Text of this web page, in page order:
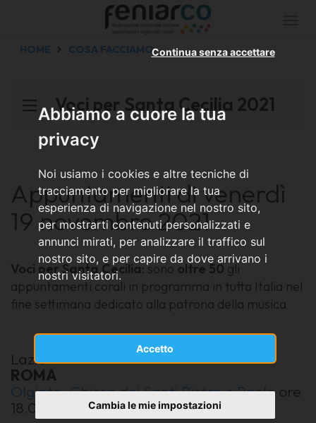
Abbiamo a cuore la tua
privacy
Noi usiamo i cookies e altre tecniche di
tracciamento per migliorare la tua
esperienza di navigazione nel nostro sito,
per mostrarti contenuti personalizzati e
annunci mirati, per analizzare il traffico sul
nostro sito, e per capire da dove arrivano i
nostri visitatori.
Accetto
Continua senza accettare
Cambia le mie impostazioni
HOME COSA FACCIAMO
Voci per Santa Cecilia 2021
Appuntamenti di venerdì
19 novembre 2021
Voci per Santa Cecilia: sono oltre 50 gli
appuntamenti corali in programma in tutta Italia nel
fine settimana dedicato alla patrona della musica
Lazio
ROMA
Olgiata, Chiesa dei Santi Pietro e Paolo ore
18.00